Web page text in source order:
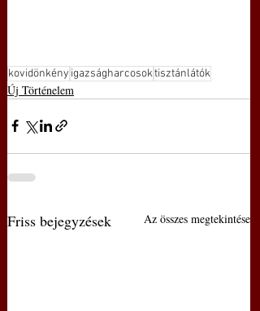
kovidönkény igazságharcosoktisztánlátók
Új Történelem
Friss bejegyzések Az összes megtekintése